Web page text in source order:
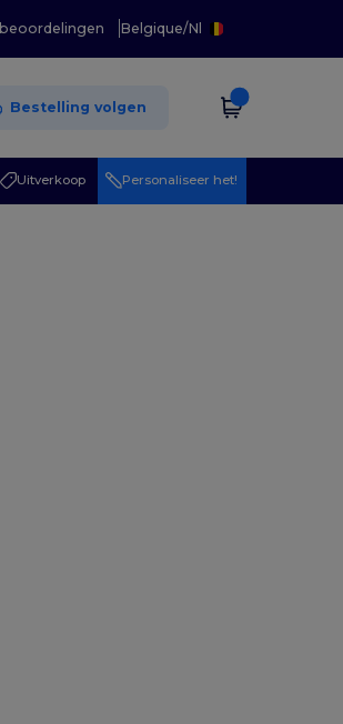
Belgique/Nl
Bestelling volgen
Uitverkoop Personaliseer het!